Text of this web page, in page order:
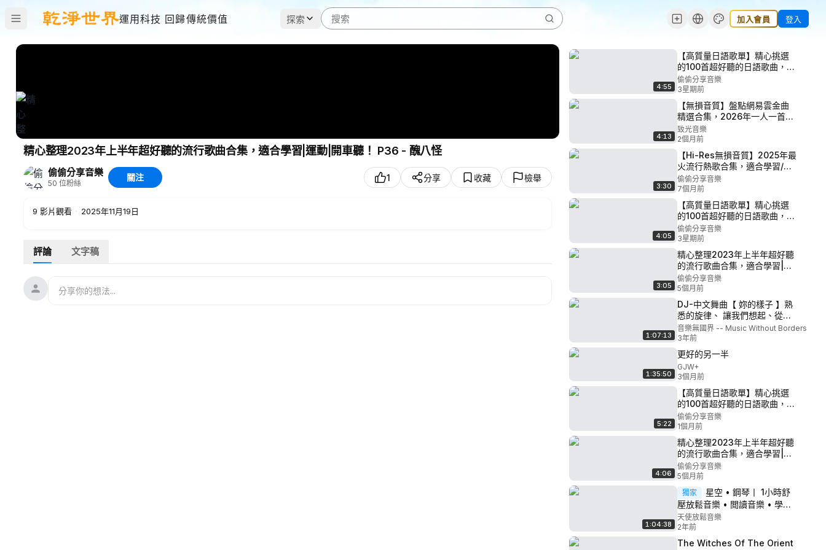
運用科技 回歸傳統價值 探索 加入會員 登入
精心整理2023年上半年超好聽的流行歌曲合集，適合學習|運動|開車聽！ P36 - 醜八怪
偷偷分享音樂
50 位粉絲
關注 1 分享 收藏 檢舉
9 影片觀看 · 2025年11月19日
評論 文字稿
4:55
【高質量日語歌單】精心挑選
的100首超好聽的日語歌曲，喜
歡日語歌的記得收藏好喔！
P91 - 《蛍》
偷偷分享音樂
3星期前
4:13
【無損音質】盤點網易雲金曲
精選合集，2026年一人一首成
名曲，每一首都是當前熱門歌
曲！ P25 - 025. 記事本
致光音樂
2個月前
3:30
【Hi-Res無損音質】2025年最
火流行熱歌合集，適合學習/運
動/開車時聆聽 P60 - 57.虞兮
嘆
偷偷分享音樂
7個月前
4:05
【高質量日語歌單】精心挑選
的100首超好聽的日語歌曲，喜
歡日語歌的記得收藏好喔！
P53 - 《殘酷な天使のテー
ゼ》
偷偷分享音樂
3星期前
3:05
精心整理2023年上半年超好聽
的流行歌曲合集，適合學習|運
動|開車聽！ P98 - 一生回味一
面
偷偷分享音樂
5個月前
1:07:13
DJ-中文舞曲【 妳的樣子 】熟
悉的旋律、 讓我們想起、從前
的許久往事、歲月靜好、愛我
的人和我愛的人、一生平安喜
樂......
音樂無國界 -- Music Without Borders
3年前
1:35:50
更好的另一半
GJW+
3個月前
5:22
【高質量日語歌單】精心挑選
的100首超好聽的日語歌曲，喜
歡日語歌的記得收藏好喔！ P5
- 《MY ALL》
偷偷分享音樂
1個月前
4:06
精心整理2023年上半年超好聽
的流行歌曲合集，適合學習|運
動|開車聽！ P97 - 只要平凡
偷偷分享音樂
5個月前
1:04:38
獨家
星空 • 鋼琴丨 1小時舒
壓放鬆音樂 • 閲讀音樂 • 學習
音樂【天使放鬆音樂 Angel
Relaxation Music】
天使放鬆音樂
2年前
The Witches Of The Orient